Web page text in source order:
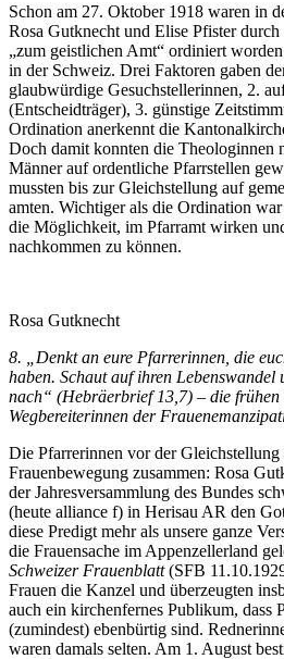
Schon am 27. Oktober 1918 waren in
Rosa Gutknecht und Elise Pfister
„zum geistlichen Amt“ ordiniert
in der Schweiz. Drei Faktoren gaben
glaubwürdige Gesuchstellerinnen, 2.
(Entscheidträger), 3. günstige
Ordination anerkennt die
Doch damit konnten die Theologinnen
Männer auf ordentliche Pfarrstellen
mussten bis zur Gleichstellung auf
amten. Wichtiger als die Ordination
die Möglichkeit, im Pfarramt wirken
nachkommen zu können.
Rosa Gutknecht
8. „Denkt an eure Pfarrerinnen, die
haben. Schaut auf ihren
nach“ (Hebräerbrief 13,7) – die
Wegbereiterinnen der
Die Pfarrerinnen vor der Gleichstellung
Frauenbewegung zusammen: Rosa
der Jahresversammlung des Bundes
(heute alliance f) in Herisau AR den
diese Predigt mehr als unsere ganze
die Frauensache im Appenzellerland
Schweizer Frauenblatt(SFB
Frauen die Kanzel und überzeugten
auch ein kirchenfernes Publikum, dass
(zumindest) ebenbürtig sind.
waren damals selten. Am 1. August